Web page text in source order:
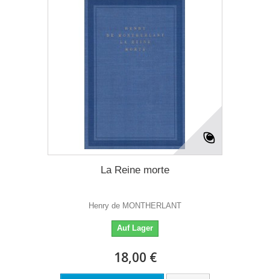
La Reine morte
Henry de MONTHERLANT
Auf Lager
18,00 €